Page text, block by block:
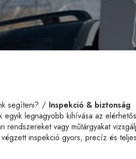
segíteni?
Inspekció & biztonság
egyik legnagyobb kihívása az
rendszereket vagy műtárgyakat
inspekció gyors, precíz és